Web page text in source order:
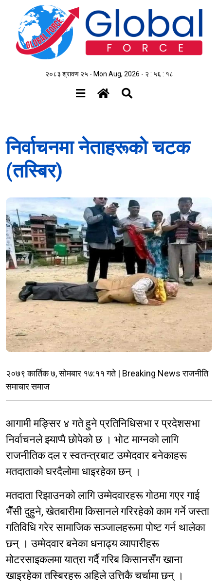
२०८३ श्रावण २५ - Mon Aug, 2026 - २ : ५६ : १९
निर्वाचनमा नेताहरूको चटक
(तस्बिर)
२०७९ कार्तिक ७, सोमबार १७:११ गते | Breaking News राजनीति
समाचार समाज
आगामी मङ्सिर ४ गते हुने प्रतिनिधिसभा र प्रदेशसभा
निर्वाचनले झ्याप्पै छोपेको छ । भोट माग्नको लागि
राजनीतिक दल र स्वतन्त्रबाट उम्मेदवार बनेकाहरू
मतदाताको घरदैलोमा धाइरहेका छन् ।
मतदाता रिझाउनको लागि उम्मेदवारहरू गोठमा गएर गाई
भैँसी दुहुने, खेतबारीमा किसानले गरिरहेको काम गर्ने जस्ता
गतिविधि गरेर सामाजिक सञ्जालहरूमा पोष्ट गर्न थालेका
छन् । उम्मेदवार बनेका धनाढ्य व्यापारीहरू
मोटरसाइकलमा यात्रा गर्दै गरिब किसानसँग खाना
खाइरहेका तस्बिरहरू अहिले उत्तिकै चर्चामा छन् ।